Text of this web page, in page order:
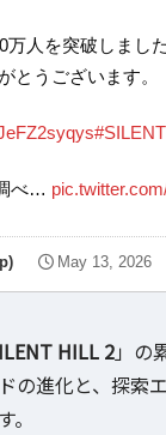
人を突破しました
とうございます。
べ…
May 13, 2026
HILL 2」の
の進化と、探索